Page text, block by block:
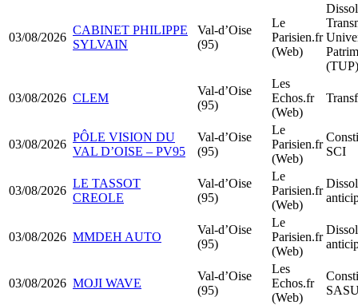
03/08/2026
CABINET PHILIPPE
SYLVAIN
Val-d’Oise
(95)
Le
Parisien.fr
(Web)
(TUP)
03/08/2026 CLEM
Val-d’Oise
(95)
Les
Echos.fr
(Web)
03/08/2026
PÔLE VISION DU
VAL D’OISE – PV95
Val-d’Oise
(95)
Le
Parisien.fr
(Web)
SCI
03/08/2026
LE TASSOT
CREOLE
Val-d’Oise
(95)
Le
Parisien.fr
(Web)
03/08/2026 MMDEH AUTO
Val-d’Oise
(95)
Le
Parisien.fr
(Web)
03/08/2026 MOJI WAVE
Val-d’Oise
(95)
Les
Echos.fr
(Web)